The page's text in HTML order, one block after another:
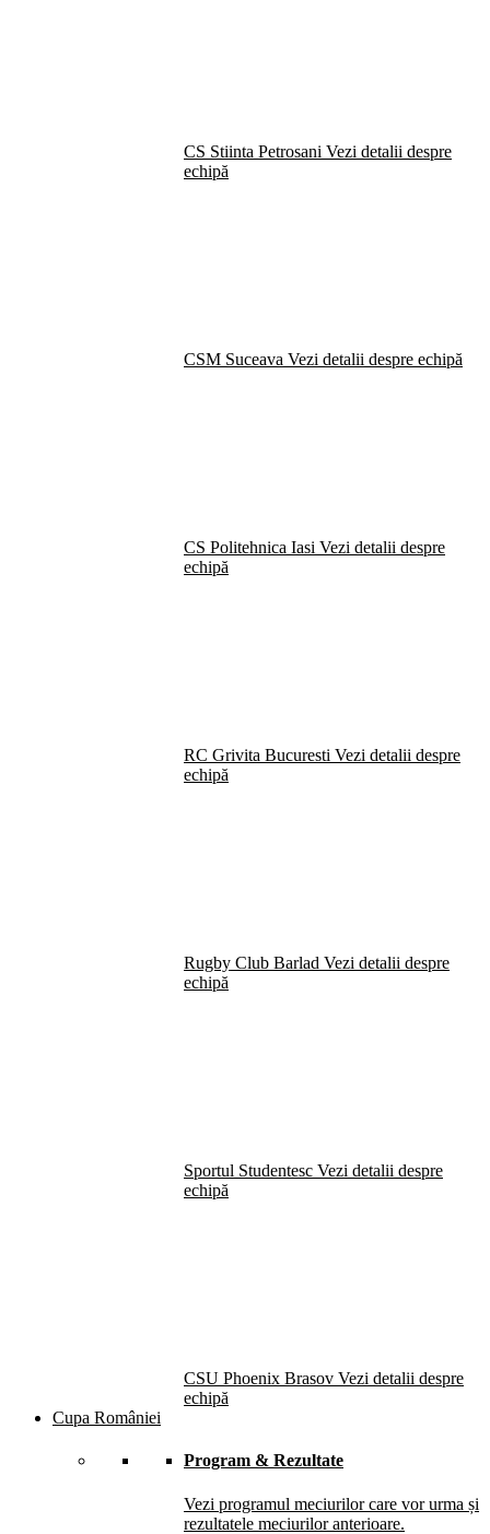
CS Stiinta Petrosani Vezi detalii despre
echipă
CSM Suceava Vezi detalii despre echipă
CS Politehnica Iasi Vezi detalii despre
echipă
RC Grivita Bucuresti Vezi detalii despre
echipă
Rugby Club Barlad Vezi detalii despre
echipă
Sportul Studentesc Vezi detalii despre
echipă
CSU Phoenix Brasov Vezi detalii despre
echipă
Cupa României
Program & Rezultate
Vezi programul meciurilor care vor urma și
rezultatele meciurilor anterioare.